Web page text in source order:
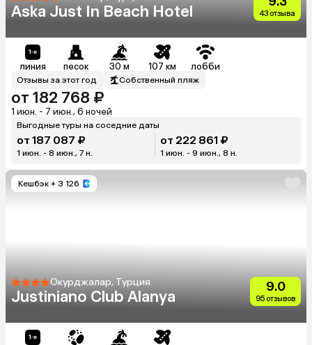
Aska Just In Beach Hotel 43 отзыва
линия песок 30 м 107 км лобби
Отзывы за этот год Собственный пляж
от 182 768 ₽
1 июн. - 7 июн., 6 ночей
Выгодные туры на соседние даты
от 187 087 ₽
1 июн. - 8 июн., 7 н.
от 222 861 ₽
1 июн. - 9 июн., 8 н.
Кешбэк + 3 126
Окурджалар, Турция
Justiniano Club Alanya
9.0
95 отзывов